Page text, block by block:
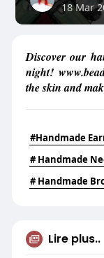
18 Mar
Discover our
night!
the skin and
#Handmade
# Handmade
# Handmade
Lire plus..